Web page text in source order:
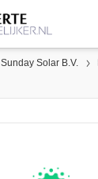
Sunday Solar B.V.